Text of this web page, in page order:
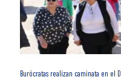
Burócratas realizan caminata en el